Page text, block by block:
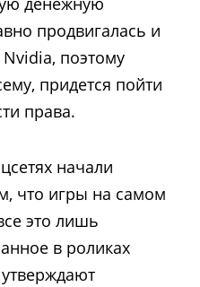
продвигалась и
поэтому
придется пойти
права.
начали
что игры на самом
это лишь
в роликах